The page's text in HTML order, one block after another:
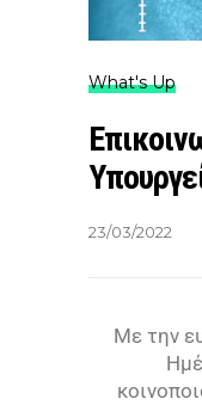
What's Up
23/03/2022
Με την